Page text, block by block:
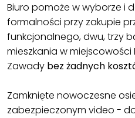
Biuro pomoże w wyborze i
formalności przy zakupie
funkcjonalnego, dwu, trzy
mieszkania w miejscowości
Zawady bez żadnych
Zamknięte nowoczesne
zabezpieczonym video -